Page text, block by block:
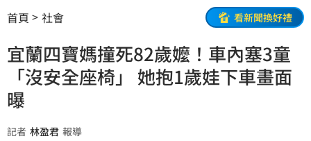
首頁 社會 看新聞換好禮
宜蘭四寶媽撞死82歲嬤！車內塞3童
「沒安全座椅」 她抱1歲娃下車畫面
曝
記者 林盈君 報導